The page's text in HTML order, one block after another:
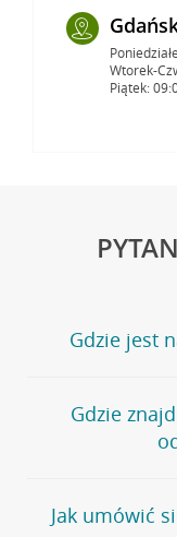
Wtorek-
Piątek:
Gdzie jest
Jeśli szukasz
stronęPlacówki i
wygodna
oddziałów
Gdzie
Bank Credit
telefonu do
Jak umówić